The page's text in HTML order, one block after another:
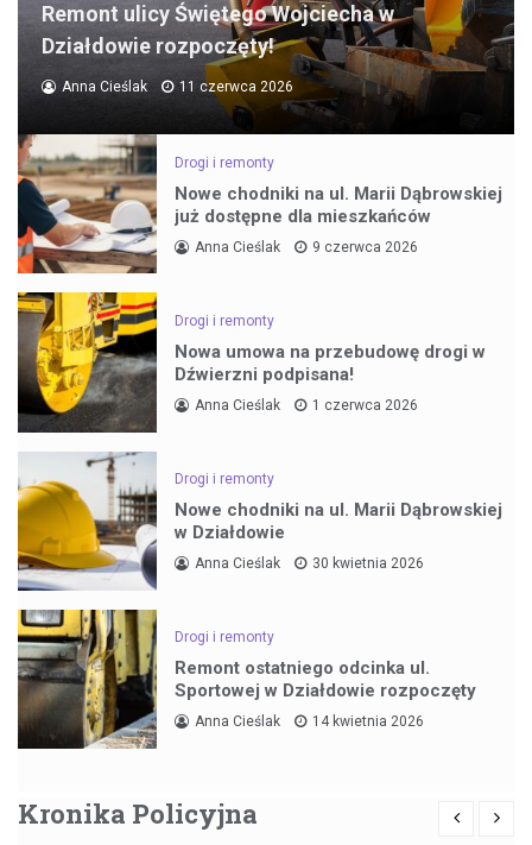
Remont ulicy Świętego Wojciecha w
Działdowie rozpoczęty!
Anna Cieślak 11 czerwca 2026
Drogi i remonty
Nowe chodniki na ul. Marii Dąbrowskiej
już dostępne dla mieszkańców
Anna Cieślak 9 czerwca 2026
Drogi i remonty
Nowa umowa na przebudowę drogi w
Dźwierzni podpisana!
Anna Cieślak 1 czerwca 2026
Drogi i remonty
Nowe chodniki na ul. Marii Dąbrowskiej
w Działdowie
Anna Cieślak 30 kwietnia 2026
Drogi i remonty
Remont ostatniego odcinka ul.
Sportowej w Działdowie rozpoczęty
Anna Cieślak 14 kwietnia 2026
Kronika Policyjna